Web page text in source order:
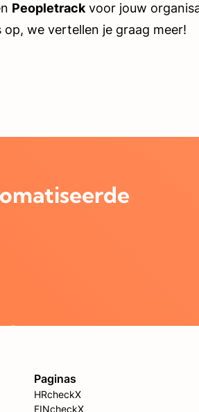
Peopletrackvoor jouw
op, we vertellen je graag meer!
Paginas
HRcheckX
FINcheckX